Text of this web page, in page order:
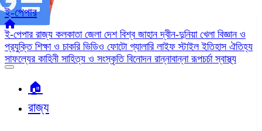
ই-পেপার
ই-পেপার রাজ্য কলকাতা জেলা দেশ বিশ্ব জাহানদ্বীন-দুনিয়া খেলা বিজ্ঞান ও
প্রযুক্তি শিক্ষা ও চাকরি ভিডিও ফোটো গ্যালারি লাইফ স্টাইলইতিহাস ঐতিহ্য
সাফল্যের কাহিনী সাহিত্য ও সংস্কৃতি বিনোদন রান্নাবান্নারূপচর্চাস্বাস্থ্য
🏠︎
রাজ্য